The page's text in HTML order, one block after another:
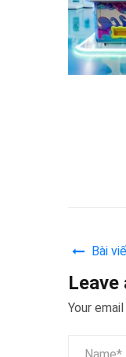
Bài
Leave
Your